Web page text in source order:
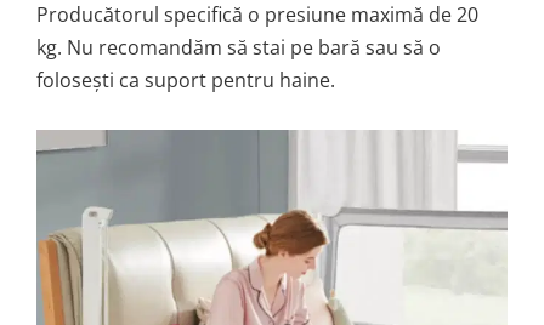
Producătorul specifică o presiune maximă de 20
kg. Nu recomandăm să stai pe bară sau să o
folosești ca suport pentru haine.